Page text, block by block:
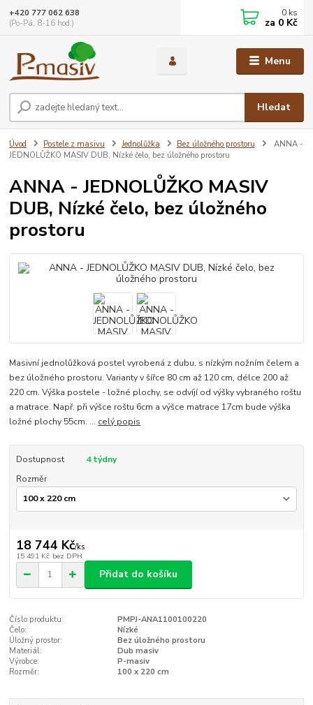
Menu
Hledat
+420 777 062 638
(Po-Pá, 8-16 hod.)
0 ks
za 0 Kč
Úvod Postele z masivu Jednolůžka Bez úložného prostoru
ANNA -
JEDNOLŮŽKO MASIV DUB, Nízké čelo, bez úložného prostoru
ANNA - JEDNOLŮŽKO MASIV
DUB, Nízké čelo, bez úložného
prostoru
Masivní jednolůžková postel vyrobená z dubu, s nízkým nožním čelem a
bez úložného prostoru. Varianty v šířce 80 cm až 120 cm, délce 200 až
220 cm. Výška postele - ložné plochy, se odvíjí od výšky vybraného roštu
a matrace. Např. při výšce roštu 6cm a výšce matrace 17cm bude výška
ložné plochy 55cm. ... celý popis
Dostupnost
4 týdny
Rozměr
18 744 Kč/ks
15 491 Kč bez DPH
Přidat do košíku
Číslo produktu:
PMPJ-ANA1100100220
Čelo:
Nízké
Úložný prostor:
Bez úložného prostoru
Materiál:
Dub masiv
Výrobce:
P-masiv
Rozměr:
100 x 220 cm